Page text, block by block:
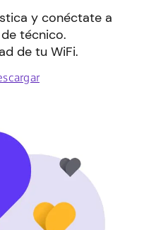
y conéctate a
técnico.
de tu WiFi.